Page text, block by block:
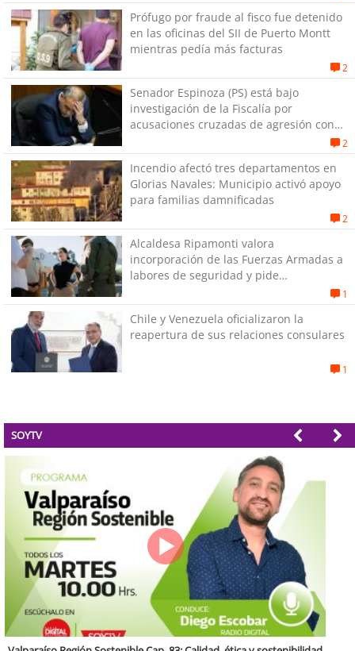
Prófugo por fraude al fisco fue detenido
en las oficinas del SII de Puerto Montt
mientras pedía más facturas
2
Senador Espinoza (PS) está bajo
investigación de la Fiscalía por
acusaciones cruzadas de agresión con
2
Incendio afectó tres departamentos en
Glorias Navales: Municipio activó apoyo
para familias damnificadas
2
Alcaldesa Ripamonti valora
incorporación de las Fuerzas Armadas a
labores de seguridad y pide
1
Chile y Venezuela oficializaron la
reapertura de sus relaciones consulares
1
SOYTV